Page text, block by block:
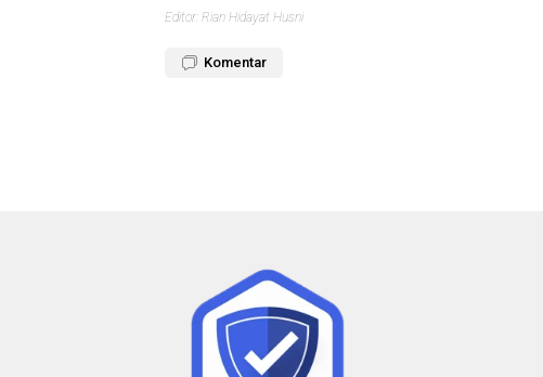
Editor: Rian Hidayat Husni
Komentar